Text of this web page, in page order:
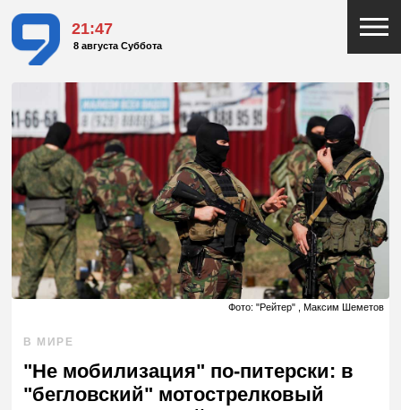
21:47
8 августа Суббота
Фото: "Рейтер" , Максим Шеметов
В МИРЕ
"Не мобилизация" по-питерски: в
"бегловский" мотострелковый